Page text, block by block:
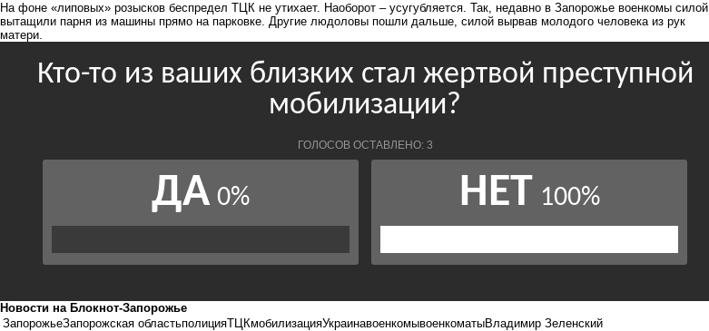
На фоне «липовых» розысков беспредел ТЦК не утихает. Наоборот – усугубляется. Так, недавно в Запорожье военкомы силой
вытащили парня из машины прямо на парковке. Другие людоловы пошли дальше, силой вырвав молодого человека из рук
матери.
Новости на Блoкнoт-Запорожье
ЗапорожьеЗапорожская областьполицияТЦКмобилизацияУкраинавоенкомывоенкоматыВладимир Зеленский